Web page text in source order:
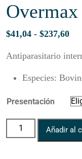
$41,04 - $237,60
Antiparasitario
Especies:
Presentación
Overmax L.A.
Añadir al